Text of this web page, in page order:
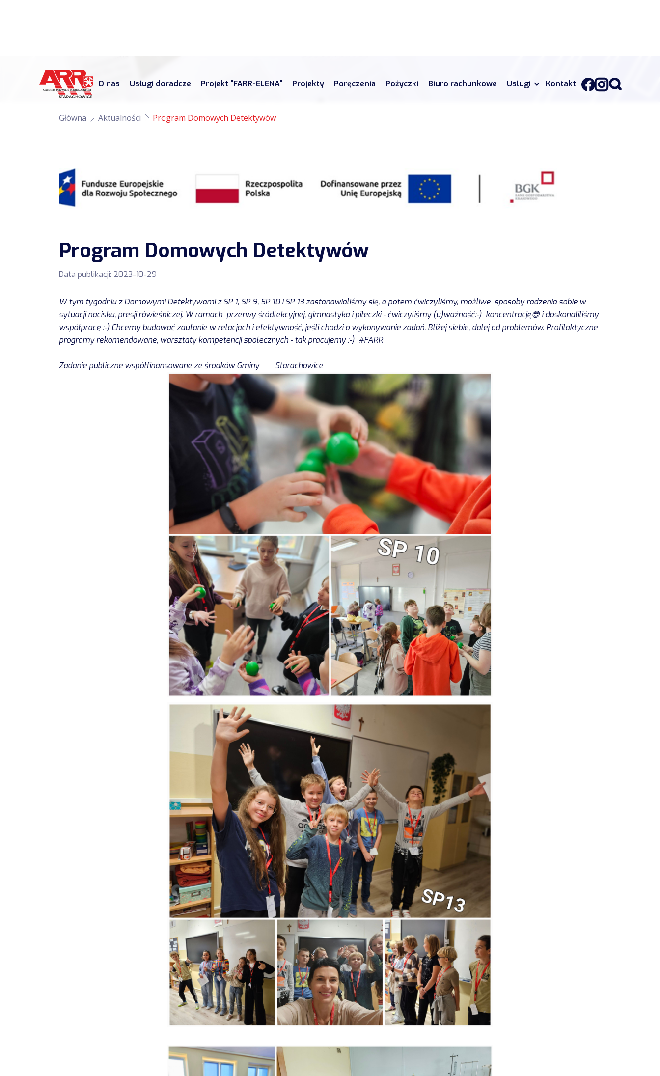
O nas Usługi doradcze Projekt "FARR-ELENA" Projekty Poręczenia Pożyczki Biuro rachunkowe Usługi Kontakt
Główna Aktualności Program Domowych Detektywów
Program Domowych Detektywów
Data publikacji: 2023-10-29
W tym tygodniu z Domowymi Detektywami z SP 1, SP 9, SP 10 i SP 13 zastanawialiśmy się, a potem ćwiczyliśmy, możliwe sposoby radzenia sobie w
sytuacji nacisku, presji rówieśniczej. W ramach przerwy śródlekcyjnej, gimnastyka i piłeczki - ćwiczyliśmy (u)ważność:-) koncentrację😎 i doskonaliliśmy
współpracę :-) Chcemy budować zaufanie w relacjach i efektywność, jeśli chodzi o wykonywanie zadań. Bliżej siebie, dalej od problemów. Profilaktyczne
programy rekomendowane, warsztaty kompetencji społecznych - tak pracujemy :-) #FARR
Zadanie publiczne współfinansowane ze środków Gminy Starachowice